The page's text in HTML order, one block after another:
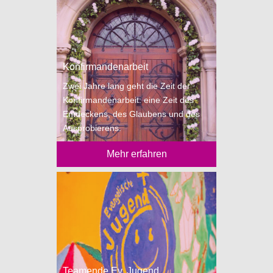
Konfirmandenarbeit
Zwei Jahre lang geht die Zeit der
Konfirmandenarbeit: eine Zeit des
Entdeckens, des Glaubens und des
Ausprobierens.
Mehr erfahren